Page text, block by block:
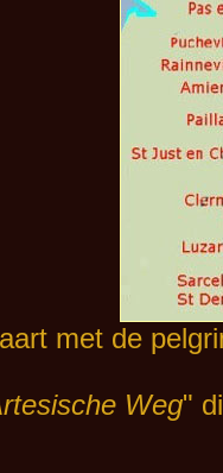
met de
Weg"